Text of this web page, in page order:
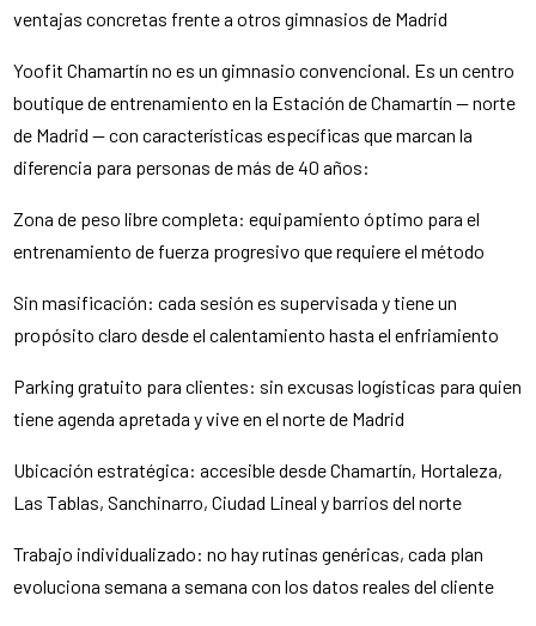
ventajas concretas frente a otros gimnasios de Madrid
Yoofit Chamartín no es un gimnasio convencional. Es un centro
boutique de entrenamiento en la Estación de Chamartín — norte
de Madrid — con características específicas que marcan la
diferencia para personas de más de 40 años:
Zona de peso libre completa: equipamiento óptimo para el
entrenamiento de fuerza progresivo que requiere el método
Sin masificación: cada sesión es supervisada y tiene un
propósito claro desde el calentamiento hasta el enfriamiento
Parking gratuito para clientes: sin excusas logísticas para quien
tiene agenda apretada y vive en el norte de Madrid
Ubicación estratégica: accesible desde Chamartín, Hortaleza,
Las Tablas, Sanchinarro, Ciudad Lineal y barrios del norte
Trabajo individualizado: no hay rutinas genéricas, cada plan
evoluciona semana a semana con los datos reales del cliente